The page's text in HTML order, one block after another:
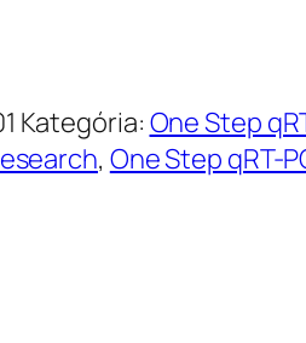
Kategória: One Step
, One Step qRT-